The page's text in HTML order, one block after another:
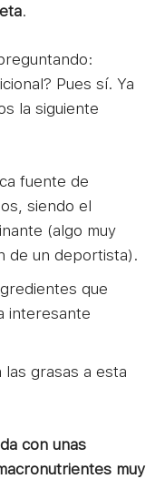
.
Pues sí. Ya
la siguiente
fuente de
siendo el
(algo muy
de un deportista).
que
interesante
las grasas a esta
con unas
muy